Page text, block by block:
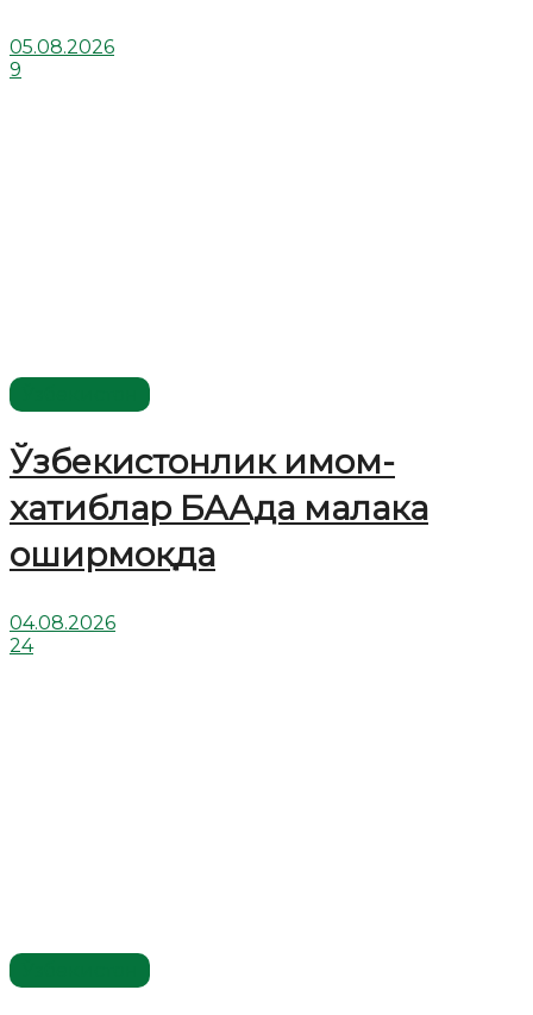
05.08.2026
9
Ўзбекистонлик имом-
хатиблар БААда малака
оширмоқда
04.08.2026
24